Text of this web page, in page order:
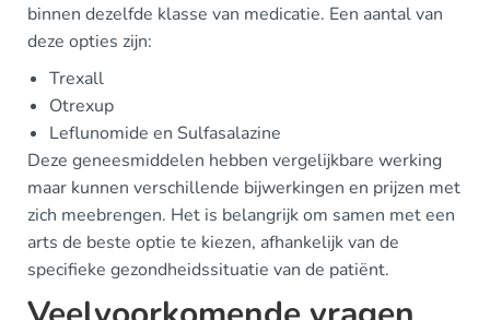
binnen dezelfde klasse van medicatie. Een aantal van
deze opties zijn:
Trexall
Otrexup
Leflunomide en Sulfasalazine
Deze geneesmiddelen hebben vergelijkbare werking
maar kunnen verschillende bijwerkingen en prijzen met
zich meebrengen. Het is belangrijk om samen met een
arts de beste optie te kiezen, afhankelijk van de
specifieke gezondheidssituatie van de patiënt.